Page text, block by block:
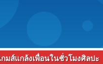
กมส์แกล้งเพื่อนในชั่วโมงศิลปะ